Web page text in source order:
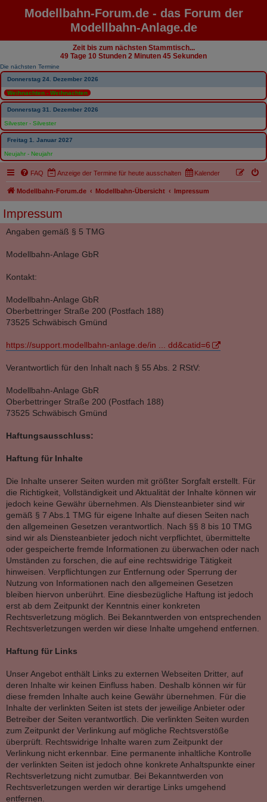
Modellbahn-Forum.de - das Forum der
Modellbahn-Anlage.de
Zeit bis zum nächsten Stammtisch...
49 Tage 10 Stunden 2 Minuten 45 Sekunden
Die nächsten Termine
Donnerstag 24. Dezember 2026
Weihnachten - Weihnachten
Donnerstag 31. Dezember 2026
Silvester - Silvester
Freitag 1. Januar 2027
Neujahr - Neujahr
FAQ Anzeige der Termine für heute ausschalten Kalender
Modellbahn-Forum.de Modellbahn-Übersicht Impressum
Impressum
Angaben gemäß § 5 TMG
Modellbahn-Anlage GbR
Kontakt:
Modellbahn-Anlage GbR
Oberbettringer Straße 200 (Postfach 188)
73525 Schwäbisch Gmünd
https://support.modellbahn-anlage.de/in ... dd&catid=6
Verantwortlich für den Inhalt nach § 55 Abs. 2 RStV:
Modellbahn-Anlage GbR
Oberbettringer Straße 200 (Postfach 188)
73525 Schwäbisch Gmünd
Haftungsausschluss:
Haftung für Inhalte
Die Inhalte unserer Seiten wurden mit größter Sorgfalt erstellt. Für
die Richtigkeit, Vollständigkeit und Aktualität der Inhalte können wir
jedoch keine Gewähr übernehmen. Als Diensteanbieter sind wir
gemäß § 7 Abs.1 TMG für eigene Inhalte auf diesen Seiten nach
den allgemeinen Gesetzen verantwortlich. Nach §§ 8 bis 10 TMG
sind wir als Diensteanbieter jedoch nicht verpflichtet, übermittelte
oder gespeicherte fremde Informationen zu überwachen oder nach
Umständen zu forschen, die auf eine rechtswidrige Tätigkeit
hinweisen. Verpflichtungen zur Entfernung oder Sperrung der
Nutzung von Informationen nach den allgemeinen Gesetzen
bleiben hiervon unberührt. Eine diesbezügliche Haftung ist jedoch
erst ab dem Zeitpunkt der Kenntnis einer konkreten
Rechtsverletzung möglich. Bei Bekanntwerden von entsprechenden
Rechtsverletzungen werden wir diese Inhalte umgehend entfernen.
Haftung für Links
Unser Angebot enthält Links zu externen Webseiten Dritter, auf
deren Inhalte wir keinen Einfluss haben. Deshalb können wir für
diese fremden Inhalte auch keine Gewähr übernehmen. Für die
Inhalte der verlinkten Seiten ist stets der jeweilige Anbieter oder
Betreiber der Seiten verantwortlich. Die verlinkten Seiten wurden
zum Zeitpunkt der Verlinkung auf mögliche Rechtsverstöße
überprüft. Rechtswidrige Inhalte waren zum Zeitpunkt der
Verlinkung nicht erkennbar. Eine permanente inhaltliche Kontrolle
der verlinkten Seiten ist jedoch ohne konkrete Anhaltspunkte einer
Rechtsverletzung nicht zumutbar. Bei Bekanntwerden von
Rechtsverletzungen werden wir derartige Links umgehend
entfernen.